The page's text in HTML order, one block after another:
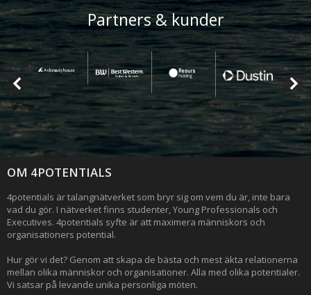
Partners & kunder
OM 4POTENTIALS
4potentials är talangnätverket som bryr sig om vem du är, inte bara
vad du gör. I nätverket finns studenter, Young Professionals och
Executives. 4potentials syfte är att maximera människors och
organisationers potential.
Hur gör vi det? Genom att skapa de bästa och mest äkta relationerna
mellan olika människor och organisationer. Alla med olika potentialer.
Vi satsar på levande unika personliga möten.